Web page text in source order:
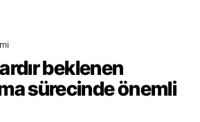
beklenen
sürecinde önemli